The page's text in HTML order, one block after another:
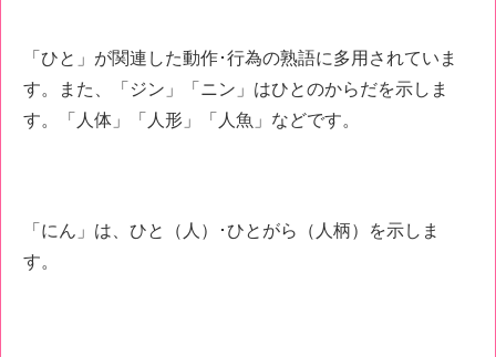
「ひと」が関連した動作･行為の熟語に多用されていま
す。また、「ジン」「ニン」はひとのからだを示しま
す。「人体」「人形」「人魚」などです。
「にん」は、ひと（人）･ひとがら（人柄）を示しま
す。